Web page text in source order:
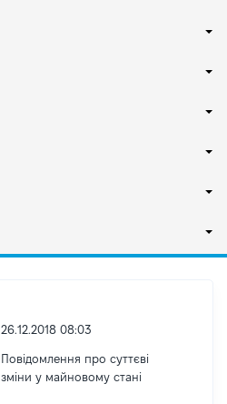
26.12.2018 08:03
Повідомлення про суттєві
зміни y майновому стані